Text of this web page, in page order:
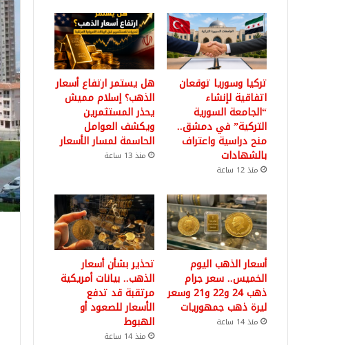
تركيا وسوريا توقعان
اتفاقية لإنشاء
“الجامعة السورية
التركية” في دمشق..
منح دراسية واعتراف
بالشهادات
منذ 12 ساعة
هل يستمر ارتفاع أسعار
الذهب؟ إسلام مميش
يحذر المستثمرين
ويكشف العوامل
الحاسمة لمسار الأسعار
منذ 13 ساعة
أسعار الذهب اليوم
الخميس.. سعر جرام
ذهب 24 و22 و21 وسعر
ليرة ذهب جمهوريات
منذ 14 ساعة
تحذير بشأن أسعار
الذهب.. بيانات أمريكية
مرتقبة قد تدفع
الأسعار للصعود أو
الهبوط
منذ 14 ساعة